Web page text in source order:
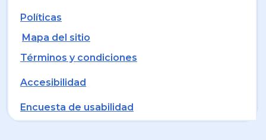
Políticas
Mapa del sitio
Términos y condiciones
Accesibilidad
Encuesta de usabilidad